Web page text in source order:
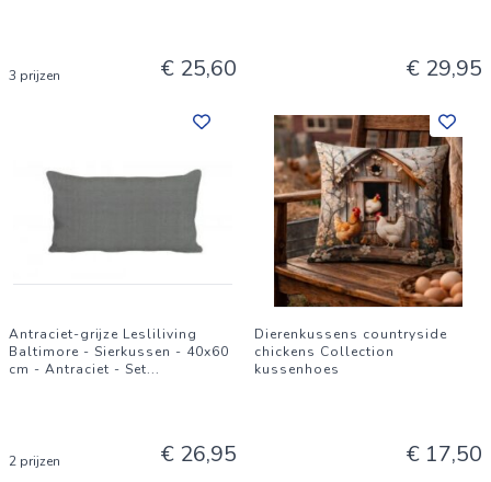
3 prijzen € 25,60 € 29,95
Antraciet-grijze Lesliliving
Baltimore - Sierkussen - 40x60
cm - Antraciet - Set...
2 prijzen € 26,95
Dierenkussens countryside
chickens Collection
kussenhoes
€ 17,50